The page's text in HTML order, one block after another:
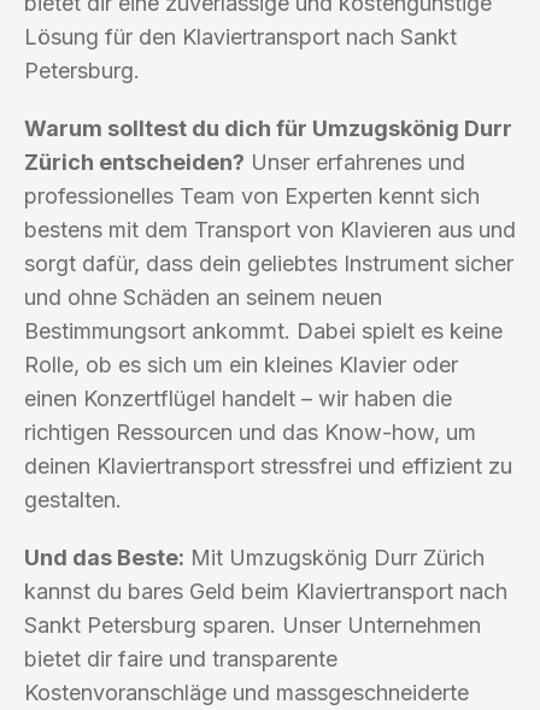
Lösung für den Klaviertransport nach Sankt
Petersburg.
Warum solltest du dich für Umzugskönig Durr
Zürich entscheiden? Unser erfahrenes und
professionelles Team von Experten kennt sich
bestens mit dem Transport von Klavieren aus und
sorgt dafür, dass dein geliebtes Instrument sicher
und ohne Schäden an seinem neuen
Bestimmungsort ankommt. Dabei spielt es keine
Rolle, ob es sich um ein kleines Klavier oder
einen Konzertflügel handelt – wir haben die
richtigen Ressourcen und das Know-how, um
deinen Klaviertransport stressfrei und effizient zu
gestalten.
Und das Beste: Mit Umzugskönig Durr Zürich
kannst du bares Geld beim Klaviertransport nach
Sankt Petersburg sparen. Unser Unternehmen
bietet dir faire und transparente
Kostenvoranschläge und massgeschneiderte